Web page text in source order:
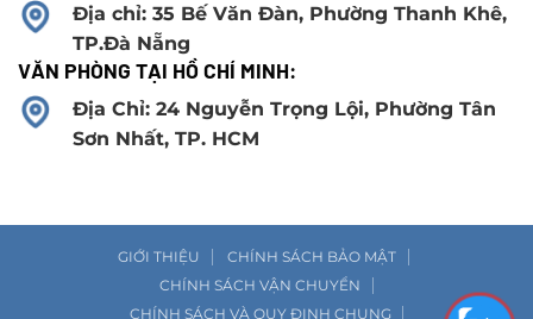
Địa chỉ: 35 Bế Văn Đàn, Phường Thanh Khê,
TP.Đà Nẵng
VĂN PHÒNG TẠI HỒ CHÍ MINH:
Địa Chỉ: 24 Nguyễn Trọng Lội, Phường Tân
Sơn Nhất, TP. HCM
GIỚI THIỆU
CHÍNH SÁCH BẢO MẬT
CHÍNH SÁCH VẬN CHUYỂN
CHÍNH SÁCH VÀ QUY ĐỊNH CHUNG